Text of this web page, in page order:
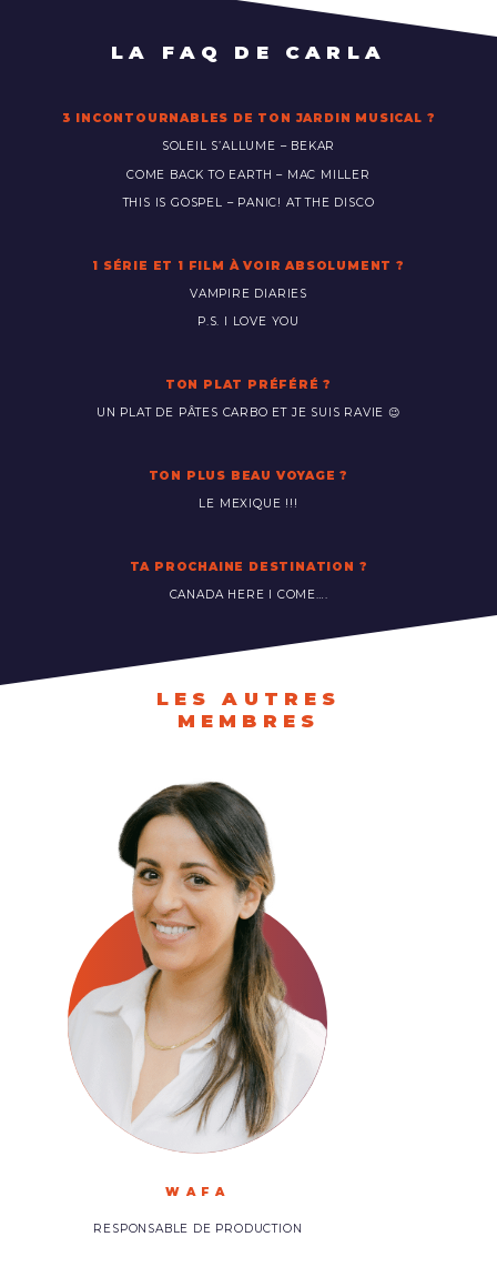
LA FAQ DE CARLA
3 INCONTOURNABLES DE TON JARDIN MUSICAL ?
SOLEIL S’ALLUME – BEKAR
COME BACK TO EARTH – MAC MILLER
THIS IS GOSPEL – PANIC! AT THE DISCO
1 SÉRIE ET 1 FILM À VOIR ABSOLUMENT ?
VAMPIRE DIARIES
P.S. I LOVE YOU
TON PLAT PRÉFÉRÉ ?
UN PLAT DE PÂTES CARBO ET JE SUIS RAVIE 😉
TON PLUS BEAU VOYAGE ?
LE MEXIQUE !!!
TA PROCHAINE DESTINATION ?
CANADA HERE I COME….
LES AUTRES
MEMBRES
WAFA
RESPONSABLE DE PRODUCTION